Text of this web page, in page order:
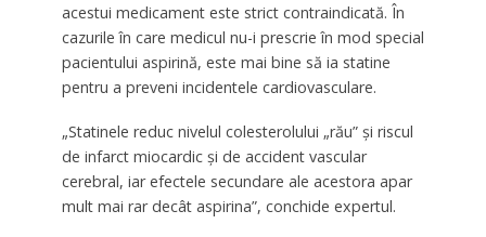
acestui medicament este strict contraindicată. În
cazurile în care medicul nu-i prescrie în mod special
pacientului aspirină, este mai bine să ia statine
pentru a preveni incidentele cardiovasculare.
„Statinele reduc nivelul colesterolului „rău” și riscul
de infarct miocardic și de accident vascular
cerebral, iar efectele secundare ale acestora apar
mult mai rar decât aspirina”, conchide expertul.